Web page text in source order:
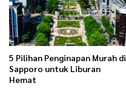
5 Pilihan Penginapan Murah di
Sapporo untuk Liburan
Hemat